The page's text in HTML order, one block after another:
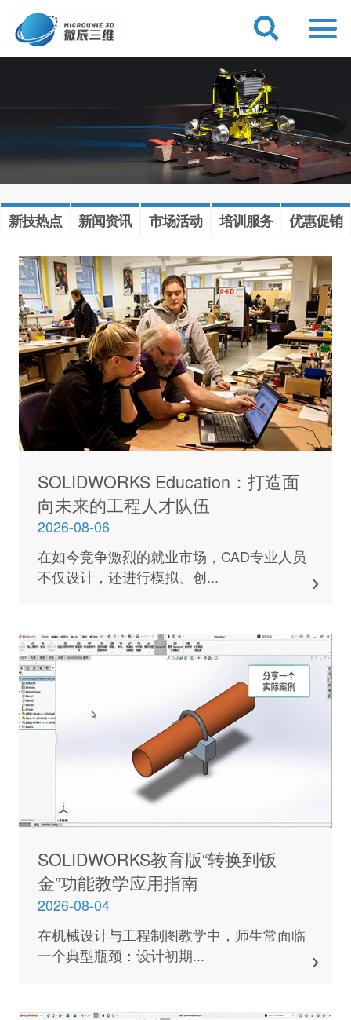
新技热点 新闻资讯 市场活动 培训服务 优惠促销
SOLIDWORKS Education：打造面
向未来的工程人才队伍
2026-08-06
在如今竞争激烈的就业市场，CAD专业人员
不仅设计，还进行模拟、创...
SOLIDWORKS教育版“转换到钣
金”功能教学应用指南
2026-08-04
在机械设计与工程制图教学中，师生常面临
一个典型瓶颈：设计初期...